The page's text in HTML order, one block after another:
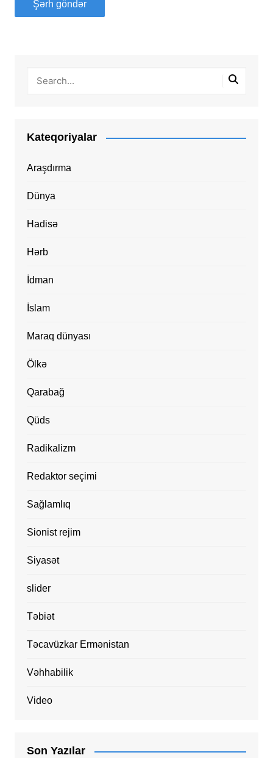
Kateqoriyalar
Araşdırma
Dünya
Hadisə
Hərb
İdman
İslam
Maraq dünyası
Ölkə
Qarabağ
Qüds
Radikalizm
Redaktor seçimi
Sağlamlıq
Sionist rejim
Siyasət
slider
Təbiət
Təcavüzkar Ermənistan
Vəhhabilik
Video
Son Yazılar